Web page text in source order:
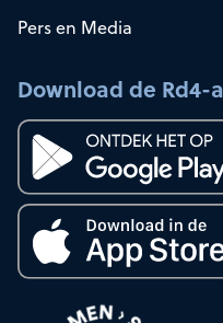
Pers en Media
Download de Rd4-